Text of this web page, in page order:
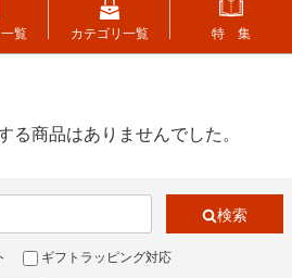
覧 カテゴリ一覧 特 集
る商品はありませんでした。
検索
ギフトラッピング対応